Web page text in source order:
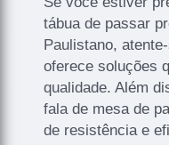
tábua de passar
Paulistano,
oferece soluções
qualidade. Além
fala de mesa de
de resistência e